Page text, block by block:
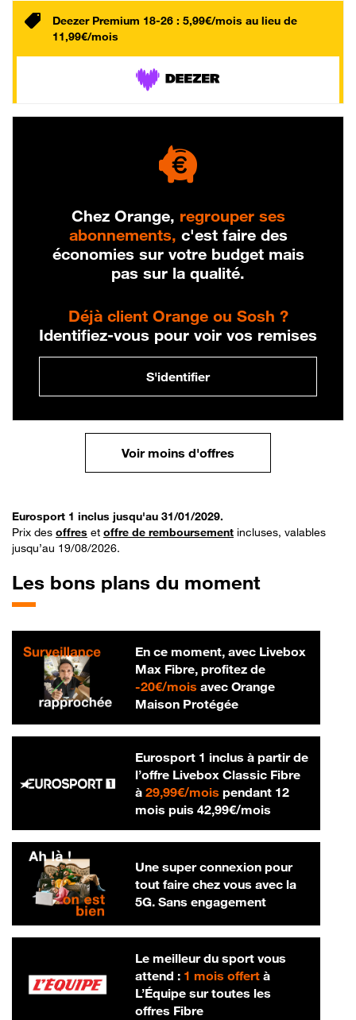
Deezer Premium 18-26 : 5,99€/mois au lieu de
11,99€/mois
Chez Orange, regrouper ses
abonnements, c'est faire des
économies sur votre budget mais
pas sur la qualité.
Déjà client Orange ou Sosh ?
Identifiez-vous pour voir vos remises
S'identifier
Voir moins d'offres
Eurosport 1 inclus jusqu'au 31/01/2029.
Prix des offres et offre de remboursement incluses, valables
jusqu’au 19/08/2026.
Les bons plans du moment
En ce moment, avec Livebox
Max Fibre, profitez de
-20€/mois20 € par mois
avec Orange
Maison Protégée
Eurosport 1 inclus à partir de
l’offre Livebox Classic Fibre
à 29,99€/mois29,99 € par mois
pendant 12
mois puis 42,99€/mois42,99 € par
Une super connexion pour
tout faire chez vous avec la
5G. Sans engagement
Le meilleur du sport vous
attend : 1 mois offertà
L’Équipe sur toutes les
offres Fibre